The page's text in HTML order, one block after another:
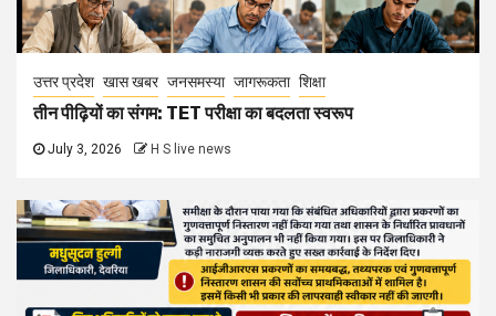
उत्तर प्रदेश खास खबर जनसमस्या जागरूकता शिक्षा
तीन पीढ़ियों का संगम: TET परीक्षा का बदलता स्वरूप
July 3, 2026 H S live news